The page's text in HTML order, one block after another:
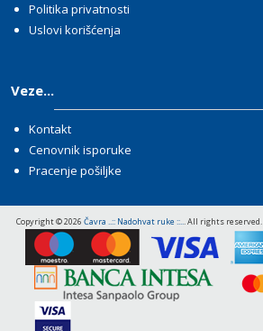
Politika privatnosti
Uslovi korišćenja
Veze...
Kontakt
Cenovnik isporuke
Pracenje pošiljke
Copyright © 2026 Čavra ..:: Nadohvat ruke ::... All rights reserved.